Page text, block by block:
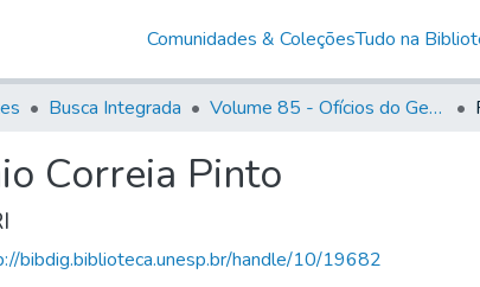
Comunidades & ColeçõesTudo na
Busca Integrada Volume 85 - Ofícios do General Francisco da Cunha Menezes (Governador da Capitania): 1782- 1786
Correia Pinto
bibdig.biblioteca.unesp.br/handle/10/19682